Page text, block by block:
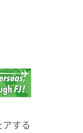
アする